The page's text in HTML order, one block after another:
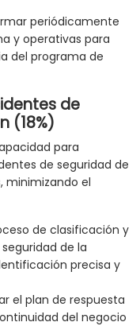
periódicamente
y operativas para
del programa de
de
(18%)
para
de seguridad de
minimizando el
de clasificación y
de la
precisa y
el plan de respuesta
del negocio